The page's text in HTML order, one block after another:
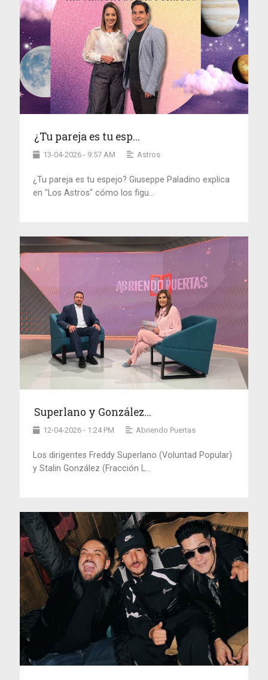
¿Tu pareja es tu esp...
13-04-2026 - 9:57 AM Astros
¿Tu pareja es tu espejo? Giuseppe Paladino explica
en "Los Astros" cómo los figu...
Superlano y González...
12-04-2026 - 1:24 PM Abriendo Puertas
Los dirigentes Freddy Superlano (Voluntad Popular)
y Stalin González (Fracción L...